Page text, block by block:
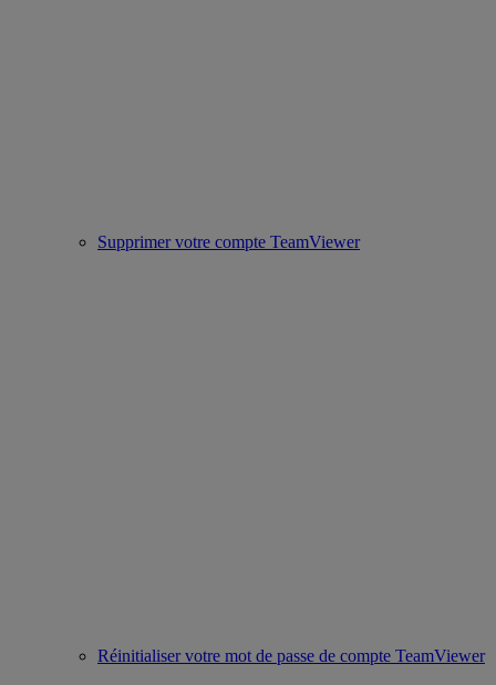
Supprimer votre compte TeamViewer
Réinitialiser votre mot de passe de compte TeamViewer